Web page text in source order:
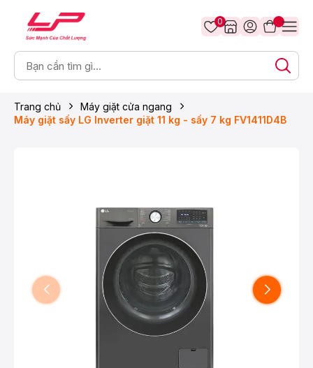
0
Trang chủ
Máy giặt cửa ngang
Máy giặt sấy LG Inverter giặt 11 kg - sấy 7 kg FV1411D4B